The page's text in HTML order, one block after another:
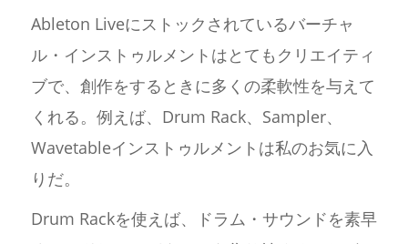
Ableton Liveにストックされているバーチャ
ル・インストゥルメントはとてもクリエイティ
ブで、創作をするときに多くの柔軟性を与えて
くれる。例えば、Drum Rack、Sampler、
Wavetableインストゥルメントは私のお気に入
りだ。
Drum Rackを使えば、ドラム・サウンドを素早